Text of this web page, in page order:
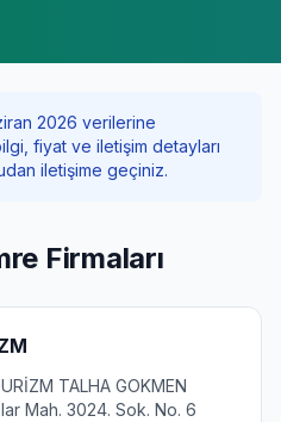
2026 verilerine
fiyat ve iletişim detayları
iletişime geçiniz.
Firmaları
TALHA GOKMEN
Mah. 3024. Sok. No. 6